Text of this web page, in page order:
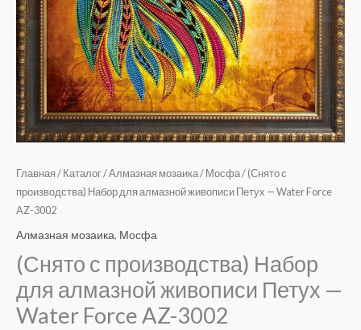
Главная / Каталог/Алмазная мозаика/ Мосфа/ (Снято с
производства) Набор для алмазной живописи Петух — Water Force
AZ-3002
Алмазная мозаика, Мосфа
(Снято с производства) Набор
для алмазной живописи Петух —
Water Force AZ-3002
AZ-
3002